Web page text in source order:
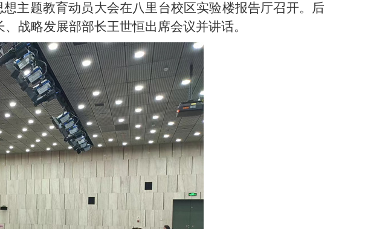
主题教育动员大会在八里台校区实验楼报告厅召开。后
战略发展部部长王世恒出席会议并讲话。